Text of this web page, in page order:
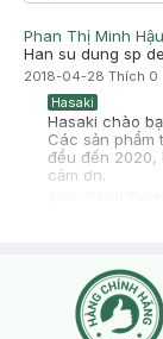
Phan Thị Minh Hậu
Han su dung sp
2018-04-28 Thích 0
Hasaki
Hasaki chào
Các sản phẩm
đều đến 2020,
cảm ơn.